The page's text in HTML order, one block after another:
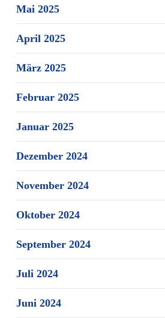
Mai 2025
April 2025
März 2025
Februar 2025
Januar 2025
Dezember 2024
November 2024
Oktober 2024
September 2024
Juli 2024
Juni 2024